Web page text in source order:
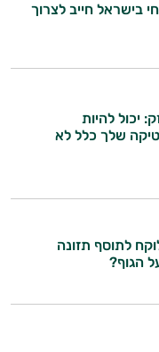
בישראל חייב לצרוך
יכול להיות
שלך כלל לא
לתוסף תזונה
הגוף?